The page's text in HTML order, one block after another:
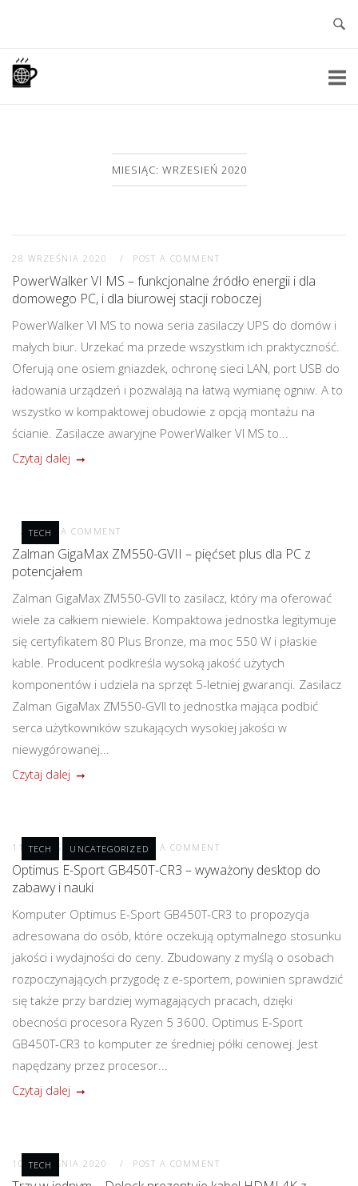
content
Home
MIESIĄC: WRZESIEŃ 2020
28 WRZEŚNIA 2020 POST A COMMENT
PowerWalker VI MS – funkcjonalne źródło energii i dla
domowego PC, i dla biurowej stacji roboczej
PowerWalker VI MS to nowa seria zasilaczy UPS do domów i
małych biur. Urzekać ma przede wszystkim ich praktyczność.
Oferują one osiem gniazdek, ochronę sieci LAN, port USB do
ładowania urządzeń i pozwalają na łatwą wymianę ogniw. A to
wszystko w kompaktowej obudowie z opcją montażu na
ścianie. Zasilacze awaryjne PowerWalker VI MS to...
Czytaj dalej
TECH
POST A COMMENT
Zalman GigaMax ZM550-GVII – pięćset plus dla PC z
potencjałem
Zalman GigaMax ZM550-GVII to zasilacz, który ma oferować
wiele za całkiem niewiele. Kompaktowa jednostka legitymuje
się certyfikatem 80 Plus Bronze, ma moc 550 W i płaskie
kable. Producent podkreśla wysoką jakość użytych
komponentów i udziela na sprzęt 5-letniej gwarancji. Zasilacz
Zalman GigaMax ZM550-GVII to jednostka mająca podbić
serca użytkowników szukających wysokiej jakości w
niewygórowanej...
Czytaj dalej
TECH UNCATEGORIZED
11 WRZEŚNIA 2020 POST A COMMENT
Optimus E-Sport GB450T-CR3 – wyważony desktop do
zabawy i nauki
Komputer Optimus E-Sport GB450T-CR3 to propozycja
adresowana do osób, które oczekują optymalnego stosunku
jakości i wydajności do ceny. Zbudowany z myślą o osobach
rozpoczynających przygodę z e-sportem, powinien sprawdzić
się także przy bardziej wymagających pracach, dzięki
obecności procesora Ryzen 5 3600. Optimus E-Sport
GB450T-CR3 to komputer ze średniej półki cenowej. Jest
napędzany przez procesor...
Czytaj dalej
TECH
10 WRZEŚNIA 2020 POST A COMMENT